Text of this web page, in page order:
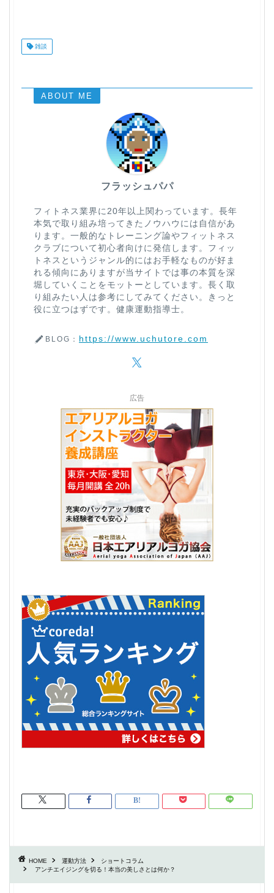
雑談
ABOUT ME
フラッシュパパ
フィトネス業界に20年以上関わっています。長年
本気で取り組み培ってきたノウハウには自信があ
ります。一般的なトレーニング論やフィットネス
クラブについて初心者向けに発信します。フィッ
トネスというジャンル的にはお手軽なものが好ま
れる傾向にありますが当サイトでは事の本質を深
堀していくことをモットーとしています。長く取
り組みたい人は参考にしてみてください。きっと
役に立つはずです。健康運動指導士。
BLOG： https://www.uchutore.com
広告
HOME 運動方法
ショートコラム
アンチエイジングを切る！本当の美しさとは何か？